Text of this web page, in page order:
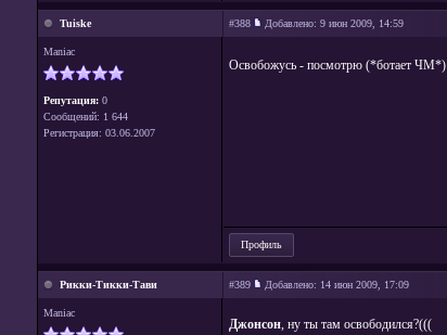
Tuiske
Maniac
Репутация: 0
Сообщений: 1 644
Регистрация: 03.06.2007
#388 Добавлено: 9 июн 2009, 14:59
Освобожусь - посмотрю (*ботает ЧМ*)
Профиль
Рикки-Тикки-Тави
Maniac
#389 Добавлено: 14 июн 2009, 17:09
Джонсон, ну ты там освободился?(((